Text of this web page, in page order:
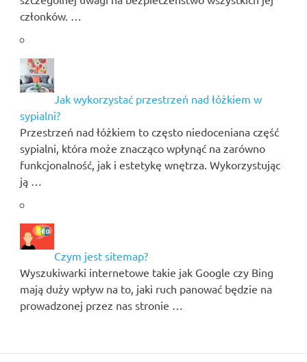
członków. …
Jak wykorzystać przestrzeń nad łóżkiem w
sypialni?
Przestrzeń nad łóżkiem to często niedoceniana część
sypialni, która może znacząco wpłynąć na zarówno
funkcjonalność, jak i estetykę wnętrza. Wykorzystując
ją …
Czym jest sitemap?
Wyszukiwarki internetowe takie jak Google czy Bing
mają duży wpływ na to, jaki ruch panować będzie na
prowadzonej przez nas stronie …